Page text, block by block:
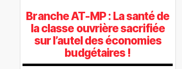
Branche AT-MP : La santé de
la classe ouvrière sacrifiée
sur l’autel des économies
budgétaires !